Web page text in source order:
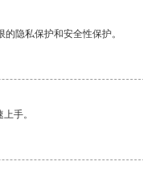
隐私保护和安全性保护。
手。